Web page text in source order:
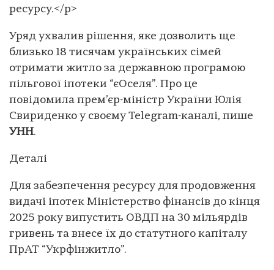
ресурсу.</p>
Уряд ухвалив рішення, яке дозволить ще
близько 18 тисячам українських сімей
отримати житло за державною програмою
пільгової іпотеки “єОселя”. Про це
повідомила прем’єр-міністр України Юлія
Свириденко у своєму Telegram-каналі, пише
УНН.
Деталі
Для забезпечення ресурсу для продовження
видачі іпотек Міністерство фінансів до кінця
2025 року випустить ОВДП на 30 мільярдів
гривень та внесе їх до статутного капіталу
ПрАТ “Укрфінжитло”.